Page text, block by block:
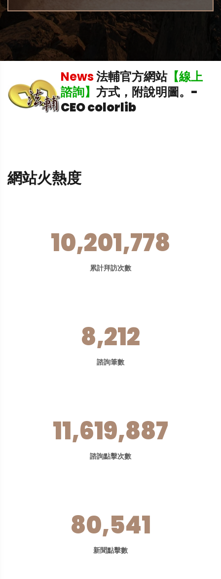
News法輔官方網站【線上
諮詢】 方式，附說明圖。 -
CEO colorlib
網站火熱度
10,201,778
累計拜訪次數
8,212
諮詢筆數
11,619,887
諮詢點擊次數
80,541
新聞點擊數